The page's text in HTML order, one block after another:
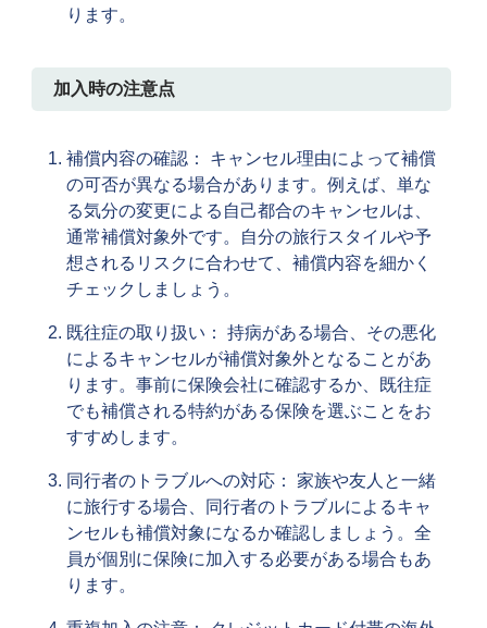
ります。
加入時の注意点
補償内容の確認： キャンセル理由によって補償
の可否が異なる場合があります。例えば、単な
る気分の変更による自己都合のキャンセルは、
通常補償対象外です。自分の旅行スタイルや予
想されるリスクに合わせて、補償内容を細かく
チェックしましょう。
既往症の取り扱い： 持病がある場合、その悪化
によるキャンセルが補償対象外となることがあ
ります。事前に保険会社に確認するか、既往症
でも補償される特約がある保険を選ぶことをお
すすめします。
同行者のトラブルへの対応： 家族や友人と一緒
に旅行する場合、同行者のトラブルによるキャ
ンセルも補償対象になるか確認しましょう。全
員が個別に保険に加入する必要がある場合もあ
ります。